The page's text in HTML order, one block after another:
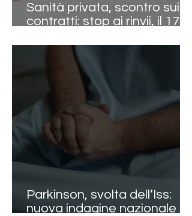
Sanità privata, scontro sui
contratti: stop ai rinvii, il 17
mobilitazione nazionale
Parkinson, svolta dell’Iss:
nuova indagine nazionale e